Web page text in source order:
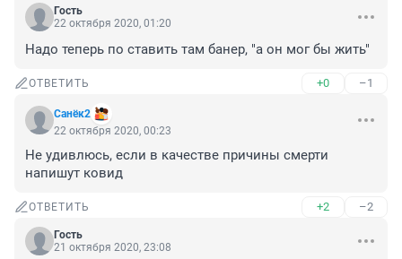
Гость
22 октября 2020, 01:20
Надо теперь по ставить там банер, "а он мог бы жить"
ОТВЕТИТЬ +0 –1
Санёк2
22 октября 2020, 00:23
Не удивлюсь, если в качестве причины смерти
напишут ковид
ОТВЕТИТЬ +2 –2
Гость
21 октября 2020, 23:08